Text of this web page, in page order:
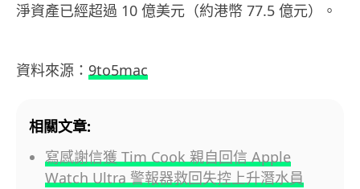
淨資產已經超過 10 億美元（約港幣 77.5 億元）。
資料來源： 9to5mac
相關文章:
寫感謝信獲 Tim Cook 親自回信 Apple
Watch Ultra 警報器救回失控上升潛水員